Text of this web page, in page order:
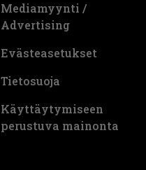
Mediamyynti /
Advertising
Evästeasetukset
Tietosuoja
Käyttäytymiseen
perustuva mainonta